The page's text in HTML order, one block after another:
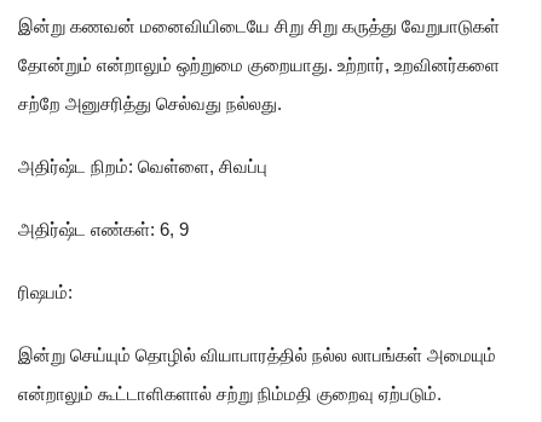
இன்று கணவன் மனைவியிடையே சிறு சிறு கருத்து வேறுபாடுகள்
தோன்றும் என்றாலும் ஒற்றுமை குறையாது. உற்றார், உறவினர்களை
சற்றே அனுசரித்து செல்வது நல்லது.
அதிர்ஷ்ட நிறம்: வெள்ளை, சிவப்பு
அதிர்ஷ்ட எண்கள்: 6, 9
ரிஷபம்:
இன்று செய்யும் தொழில் வியாபாரத்தில் நல்ல லாபங்கள் அமையும்
என்றாலும் கூட்டாளிகளால் சற்று நிம்மதி குறைவு ஏற்படும்.